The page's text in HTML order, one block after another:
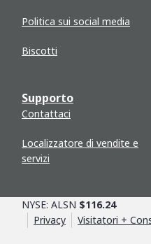
Politica sui social media
Biscotti
Supporto
Contattaci
Localizzatore di vendite e
servizi
NYSE: ALSN $116.24
Privacy
Visitatori +